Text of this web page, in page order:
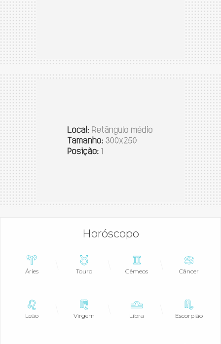
Horóscopo
Áries Touro Gêmeos Câncer
Leão Virgem Libra Escorpião